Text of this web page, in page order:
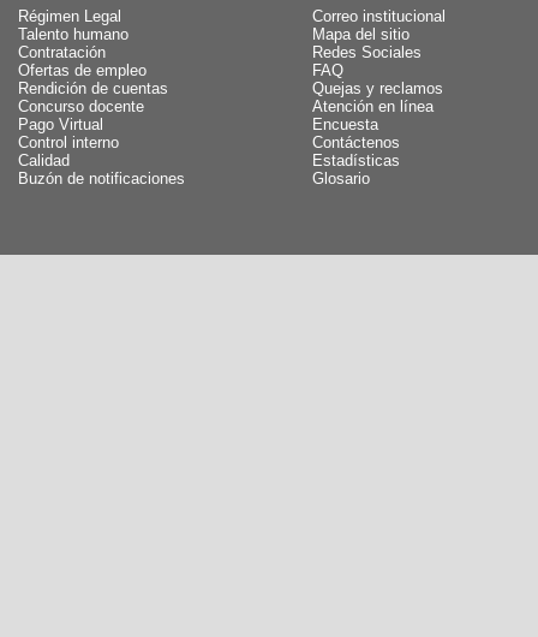
Régimen Legal
Talento humano
Contratación
Ofertas de empleo
Rendición de cuentas
Concurso docente
Pago Virtual
Control interno
Calidad
Buzón de notificaciones
Correo institucional
Mapa del sitio
Redes Sociales
FAQ
Quejas y reclamos
Atención en línea
Encuesta
Contáctenos
Estadísticas
Glosario